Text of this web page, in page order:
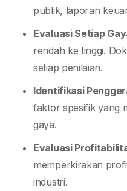
publik, laporan
Evaluasi Setiap
rendah ke tinggi.
setiap penilaian.
Identifikasi
faktor spesifik yang
gaya.
Evaluasi
memperkirakan
industri.